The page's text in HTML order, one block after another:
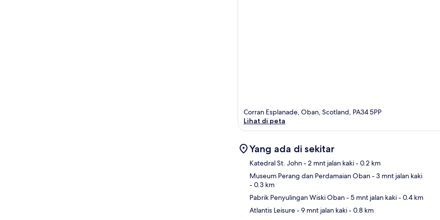
Corran Esplanade, Oban, Scotland, PA34 5PP
Lihat di peta
Yang ada di sekitar
Katedral St. John- 2 mnt jalan kaki- 0.2 km
Museum Perang dan Perdamaian Oban- 3 mnt jalan kaki
- 0.3 km
Pabrik Penyulingan Wiski Oban- 5 mnt jalan kaki- 0.4 km
Atlantis Leisure- 9 mnt jalan kaki- 0.8 km